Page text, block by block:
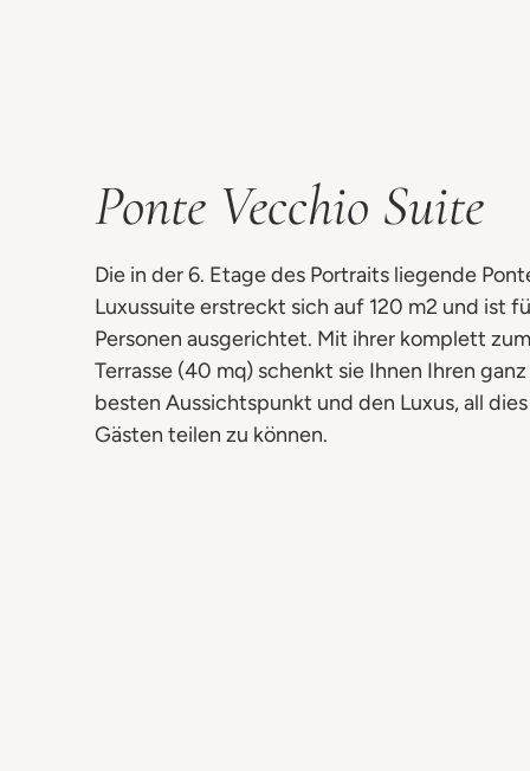
Ponte Vecchio Suite
Die in der 6. Etage des Portraits liegende
Luxussuite erstreckt sich auf 120 m2 und ist
Personen ausgerichtet. Mit ihrer komplett
Terrasse (40 mq) schenkt sie Ihnen Ihren
besten Aussichtspunkt und den Luxus, all
Gästen teilen zu können.